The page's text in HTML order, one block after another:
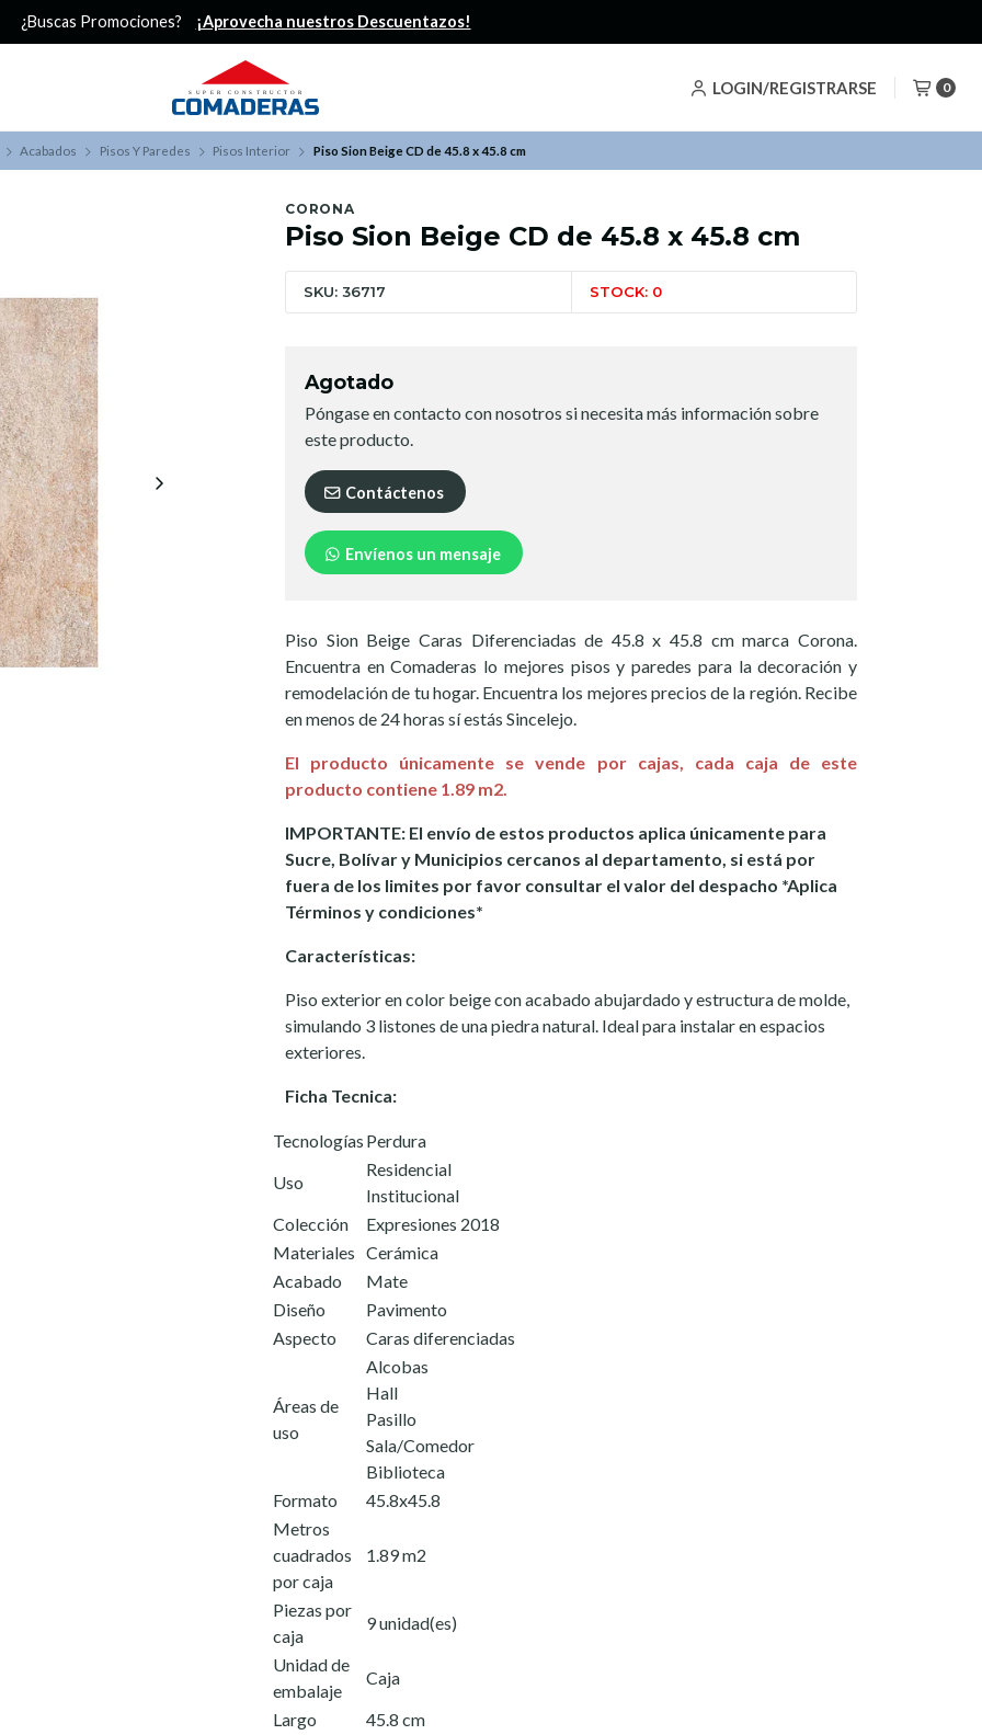
LOGIN/REGISTRARSE 0
¿Buscas Promociones? ¡Aprovecha nuestros Descuentazos!
Acabados Pisos Y Paredes Pisos Interior Piso Sion Beige CD de 45.8 x 45.8 cm
CORONA
Piso Sion Beige CD de 45.8 x 45.8 cm
SKU: 36717 STOCK: 0
Agotado
Póngase en contacto con nosotros si necesita más información sobre
este producto.
Contáctenos
Envíenos un mensaje
Piso Sion Beige Caras Diferenciadas de 45.8 x 45.8 cm marca Corona.
Encuentra en Comaderas lo mejores pisos y paredes para la decoración y
remodelación de tu hogar. Encuentra los mejores precios de la región. Recibe
en menos de 24 horas sí estás Sincelejo.
El producto únicamente se vende por cajas, cada caja de este
producto contiene 1.89 m2.
IMPORTANTE: El envío de estos productos aplica únicamente para
Sucre, Bolívar y Municipios cercanos al departamento, si está por
fuera de los limites por favor consultar el valor del despacho *Aplica
Términos y condiciones*
Características:
Piso exterior en color beige con acabado abujardado y estructura de molde,
simulando 3 listones de una piedra natural. Ideal para instalar en espacios
exteriores.
Ficha Tecnica:
Tecnologías Perdura
Uso
Residencial
Institucional
Colección
Expresiones 2018
Materiales Cerámica
Acabado
Mate
Diseño
Pavimento
Aspecto
Caras diferenciadas
Áreas de
uso
Alcobas
Hall
Pasillo
Sala/Comedor
Biblioteca
Formato
45.8x45.8
Metros
cuadrados
por caja
1.89 m2
Piezas por
caja
9 unidad(es)
Unidad de
embalaje
Caja
Largo
45.8 cm